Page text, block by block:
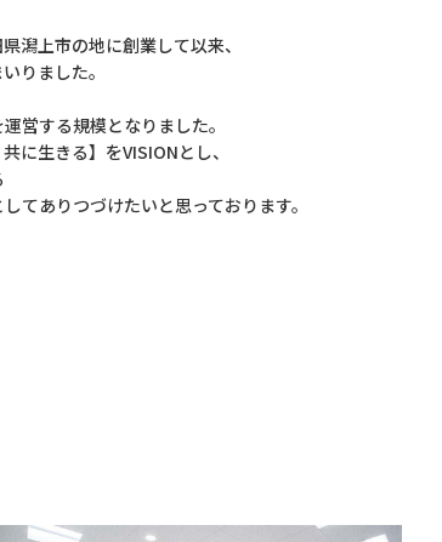
潟上市の地に創業して以来、
りました。
営する規模となりました。
に生きる】をVISIONとし、
てありつづけたいと思っております。